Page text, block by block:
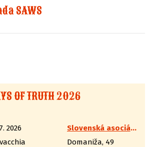
SAWS
OF TRUTH 2026
2026
Slovenská asociácia westernovej streľby
Domaniža, 49